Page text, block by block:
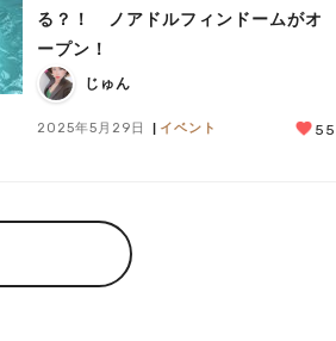
る？！ ノアドルフィンドームがオ
ープン！
じゅん
2025年5月29日 イベント 55